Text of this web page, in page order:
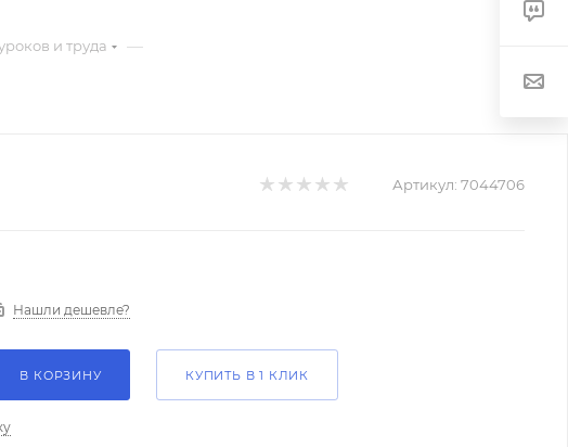
и труда —
Артикул: 7044706
Нашли дешевле?
В КОРЗИНУ КУПИТЬ В 1 КЛИК